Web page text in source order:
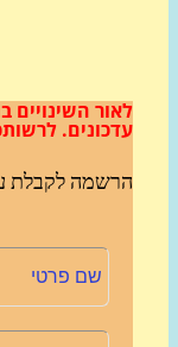
השינויים במבנה
לרשותכם
לקבלת עדכונים